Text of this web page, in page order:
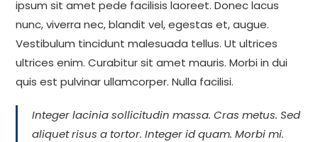
ipsum sit amet pede facilisis laoreet. Donec lacus
nunc, viverra nec, blandit vel, egestas et, augue.
Vestibulum tincidunt malesuada tellus. Ut ultrices
ultrices enim. Curabitur sit amet mauris. Morbi in dui
quis est pulvinar ullamcorper. Nulla facilisi.
Integer lacinia sollicitudin massa. Cras metus. Sed
aliquet risus a tortor. Integer id quam. Morbi mi.